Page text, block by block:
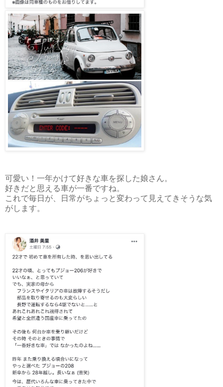
可愛い！一年かけて好きな車を探した娘さん。
好きだと思える車が一番ですね。
これで毎日が、日常がちょっと変わって見えてきそうな気
がします。